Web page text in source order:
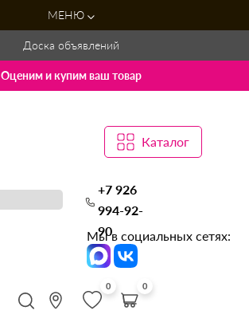
МЕНЮ
Доска объявлений
Оценим и купим ваш товар
Каталог
+7 926
994-92-
90
Мы в социальных сетях:
0 0